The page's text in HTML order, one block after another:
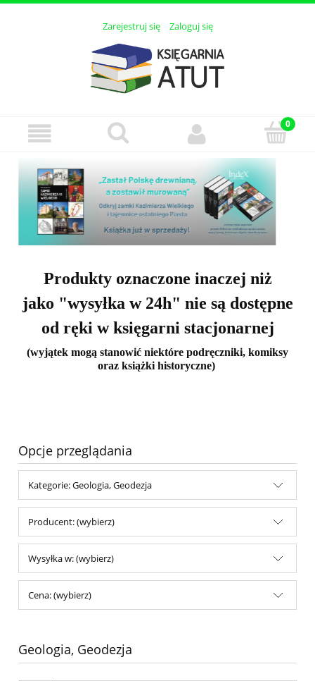
Zarejestruj się Zaloguj się
Produkty oznaczone inaczej niż
jako "wysyłka w 24h" nie są dostępne
od ręki w księgarni stacjonarnej
(wyjątek mogą stanowić niektóre podręczniki, komiksy
oraz książki historyczne)
Opcje przeglądania
Kategorie: Geologia, Geodezja
Producent: (wybierz)
Wysyłka w: (wybierz)
Cena: (wybierz)
Geologia, Geodezja